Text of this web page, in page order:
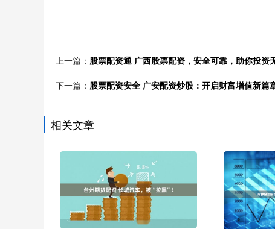
上一篇： 股票配资通 广西股票配资，安全可靠，助你投资
下一篇： 股票配资安全 广安配资炒股：开启财富增值新篇
相关文章